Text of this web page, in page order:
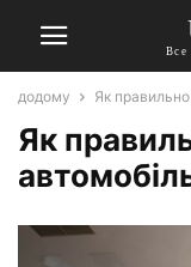
Все
додому Як правильно
Як